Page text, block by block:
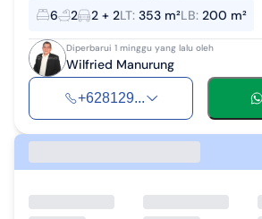
6 2 2 + 2LT: 353 m²LB: 200 m²
Diperbarui 1 minggu yang lalu oleh
Wilfried Manurung
+628129...